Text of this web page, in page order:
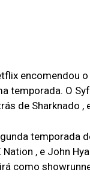
encomendou
temporada. O
de Sharknado ,
temporada
Nation , e John
como